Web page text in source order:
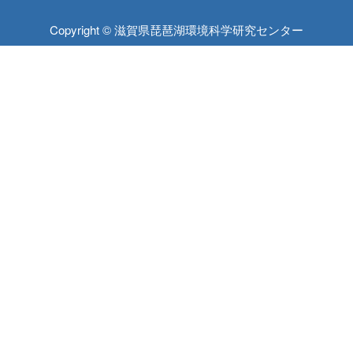
Copyright © 滋賀県琵琶湖環境科学研究センター